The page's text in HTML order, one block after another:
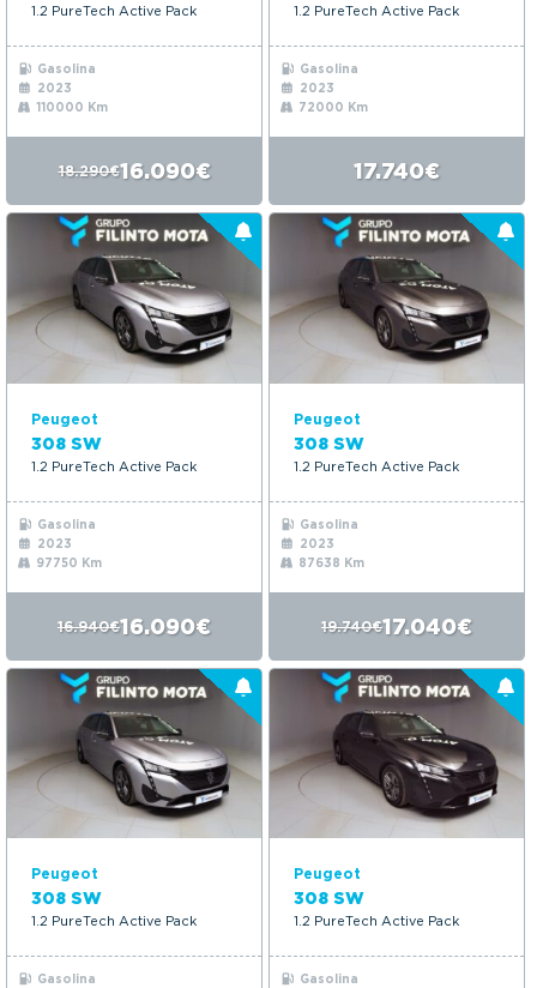
1.2 PureTech Active Pack
Gasolina
2023
110000 Km
18.290€16.090€
1.2 PureTech Active Pack
Gasolina
2023
72000 Km
17.740€
Peugeot
308 SW
1.2 PureTech Active Pack
Gasolina
2023
97750 Km
16.940€16.090€
Peugeot
308 SW
1.2 PureTech Active Pack
Gasolina
2023
87638 Km
19.740€17.040€
Peugeot
308 SW
1.2 PureTech Active Pack
Gasolina
Peugeot
308 SW
1.2 PureTech Active Pack
Gasolina